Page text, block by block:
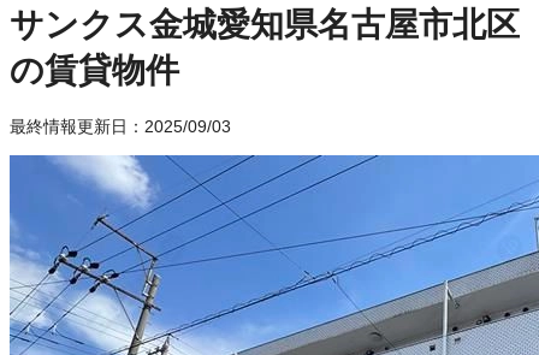
サンクス金城愛知県名古屋市北区
の賃貸物件
最終情報更新日：2025/09/03